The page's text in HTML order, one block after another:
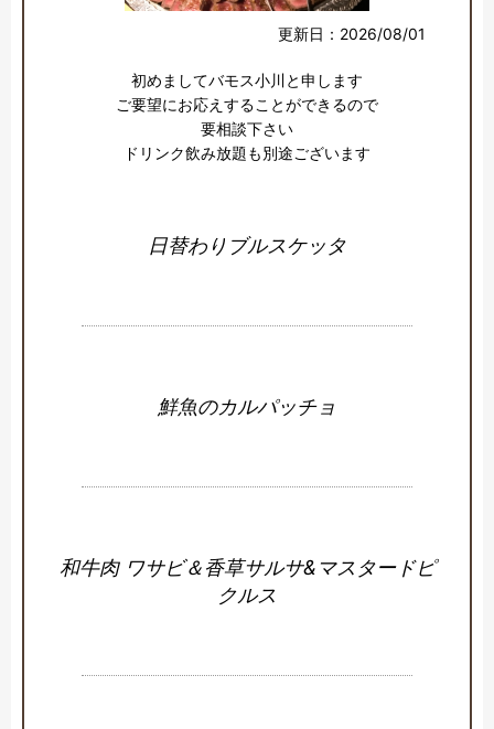
更新日：2026/08/01
初めましてバモス小川と申します
ご要望にお応えすることができるので
要相談下さい
ドリンク飲み放題も別途ございます
日替わりブルスケッタ
鮮魚のカルパッチョ
和牛肉 ワサビ＆香草サルサ&マスタードピ
クルス